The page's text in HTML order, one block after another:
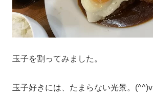
玉子を割ってみました。
玉子好きには、たまらない光景。(^^)v